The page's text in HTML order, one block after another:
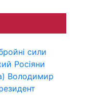
сили
Росіяни
Володимир